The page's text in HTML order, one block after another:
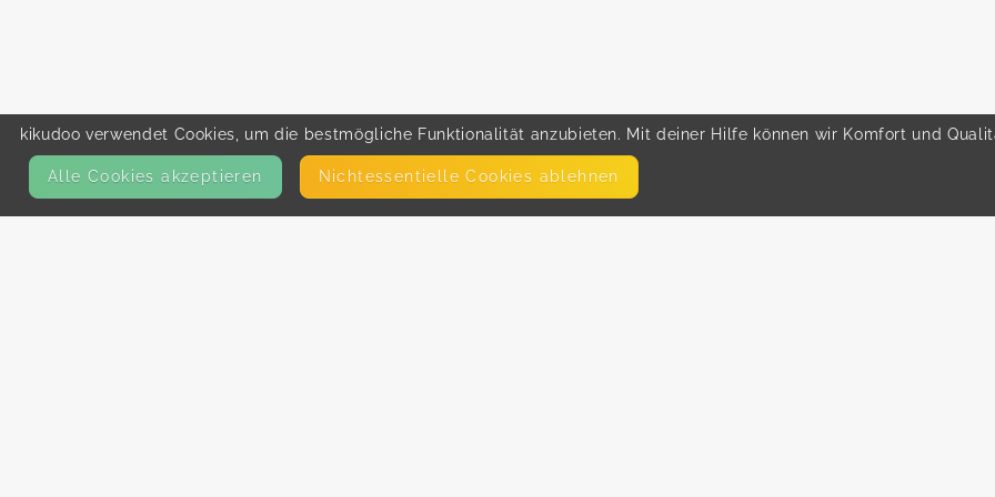
kikudoo verwendet Cookies, um die bestmögliche Funktionalität anzubieten. Mit deiner Hilfe können wir Komfort und
Alle Cookies akzeptieren Nicht­essentielle Cookies ablehnen